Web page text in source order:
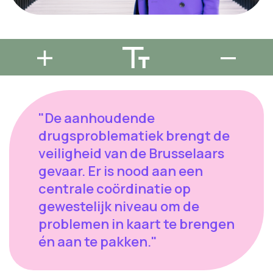
"De aanhoudende
drugsproblematiek brengt de
veiligheid van de Brusselaars
gevaar. Er is nood aan een
centrale coördinatie op
gewestelijk niveau om de
problemen in kaart te brengen
én aan te pakken."